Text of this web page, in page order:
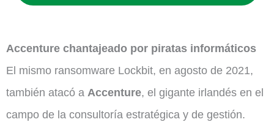
Accenture chantajeado por piratas informáticos
El mismo ransomware Lockbit, en agosto de 2021,
también atacó a Accenture, el gigante irlandés en el
campo de la consultoría estratégica y de gestión.